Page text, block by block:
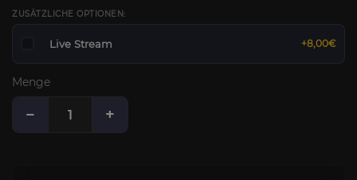
ZUSÄTZLICHE OPTIONEN:
Live Stream +8,00€
Menge
− +